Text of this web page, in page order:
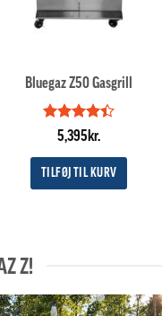
Bluegaz Z50 Gasgrill
Vurderet
ud af
5
5,395kr.
TILFØJ TIL KURV
Z!